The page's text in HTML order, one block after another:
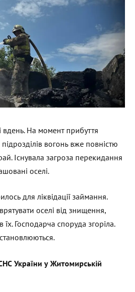
вдень. На момент прибуття
вогонь вже повністю
Існувала загроза перекидання
оселі.
для ліквідації займання.
оселі від знищення,
Господарча споруда згоріла.
України у Житомирській